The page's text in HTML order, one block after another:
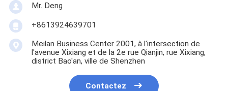
Mr. Deng
+8613924639701
Meilan Business Center 2001, à l'intersection de
l'avenue Xixiang et de la 2e rue Qianjin, rue Xixiang,
district Bao'an, ville de Shenzhen
Contactez